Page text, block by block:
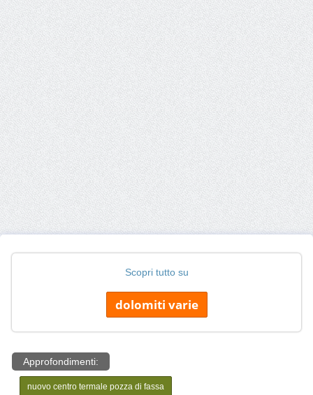
Scopri tutto su
dolomiti varie
Approfondimenti:
nuovo centro termale pozza di fassa